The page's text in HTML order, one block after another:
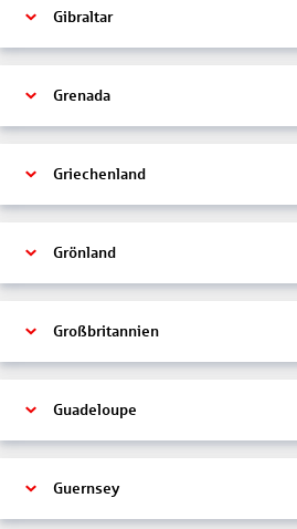
Gibraltar
Grenada
Griechenland
Grönland
Großbritannien
Guadeloupe
Guernsey